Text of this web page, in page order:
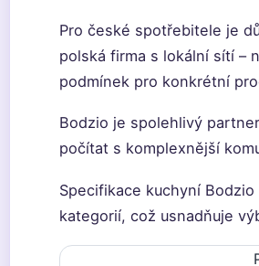
Pro české spotřebitele je
polská firma s lokální sítí –
podmínek pro konkrétní
Bodzio je spolehlivý
počítat s komplexnější
Specifikace kuchyní
kategorií, což usnadňuje